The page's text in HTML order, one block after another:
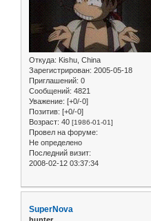
Откуда: Kishu, China
Зарегистрирован: 2005-05-18
Приглашений: 0
Сообщений: 4821
Уважение: [+0/-0]
Позитив: [+0/-0]
Возраст: 40 [1986-01-01]
Провел на форуме:
Не определено
Последний визит:
2008-02-12 03:37:34
SuperNova
hunter